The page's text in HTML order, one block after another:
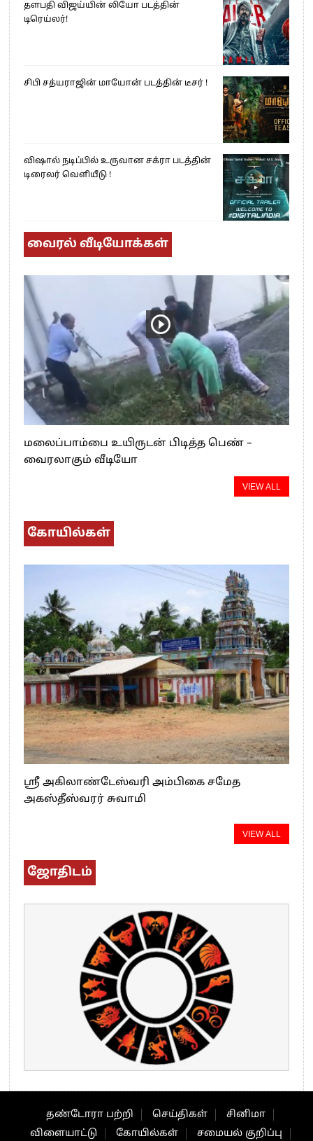
தளபதி விஜய்யின் லியோ படத்தின்
டிரெய்லர்!
சிபி சத்யராஜின் மாயோன் படத்தின் டீசர் !
விஷால் நடிப்பில் உருவான சக்ரா படத்தின்
டிரைலர் வெளியீடு !
வைரல் வீடியோக்கள்
மலைப்பாம்பை உயிருடன் பிடித்த பெண் –
வைரலாகும் வீடியோ
VIEW ALL
கோயில்கள்
ஸ்ரீ அகிலாண்டேஸ்வரி அம்பிகை சமேத
அகஸ்தீஸ்வரர் சுவாமி
VIEW ALL
ஜோதிடம்
தண்டோரா பற்றி செய்திகள்
சினிமா
விளையாட்டு
கோயில்கள் சமையல் குறிப்பு